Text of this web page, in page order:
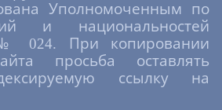
Уполномоченным по
и национальностей
024. При копировании
просьба оставлять
ссылку на